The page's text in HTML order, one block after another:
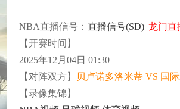
NBA直播信号： 直播信号(SD)| 龙门直
【开赛时间】
2025年12月04日 01:30
【对阵双方】
贝卢诺多洛米蒂 VS 国
【录像集锦】